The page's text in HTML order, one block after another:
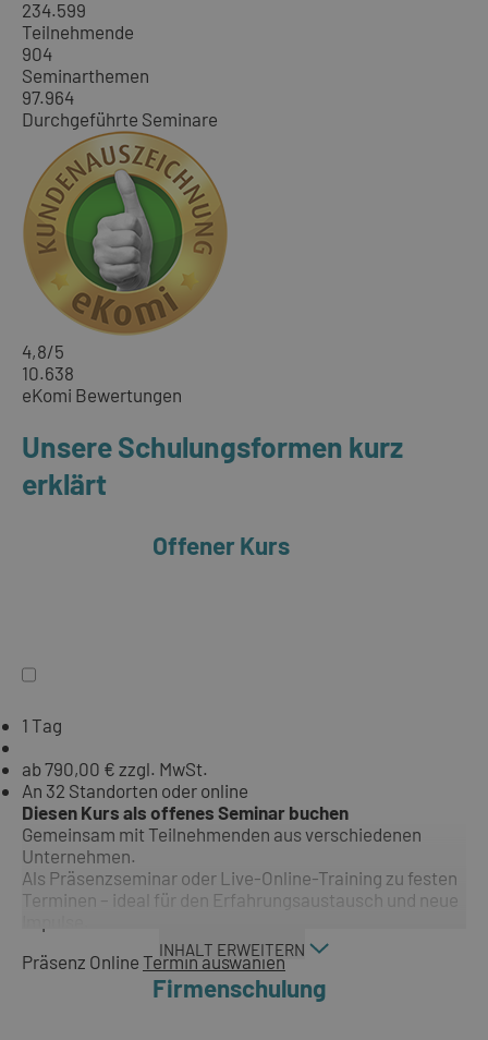
234.599
Teilnehmende
904
Seminarthemen
97.964
Durchgeführte Seminare
4,8/5
10.638
eKomi Bewertungen
Unsere Schulungsformen kurz
erklärt
Offener Kurs
1 Tag
ab 790,00 € zzgl. MwSt.
An 32 Standorten oder online
Diesen Kurs als offenes Seminar buchen
Gemeinsam mit Teilnehmenden aus verschiedenen
Unternehmen.
Als Präsenzseminar oder Live-Online-Training zu festen
Terminen – ideal für den Erfahrungsaustausch und neue
INHALT ERWEITERN
Präsenz Online Termin auswählen
Firmenschulung